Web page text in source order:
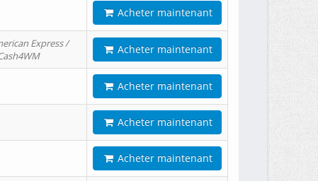
Acheter maintenant
Express /
Acheter maintenant
Acheter maintenant
Acheter maintenant
Acheter maintenant